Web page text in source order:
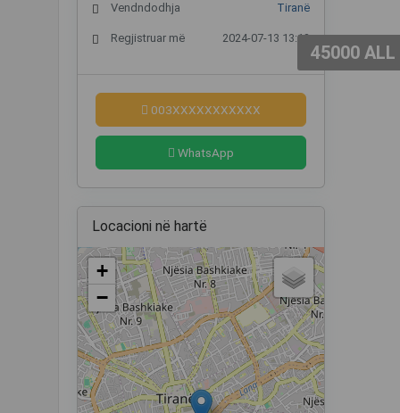
45000 ALL
Vendndodhja Tiranë
Regjistruar më 2024-07-13 13:13
003XXXXXXXXXXX
WhatsApp
Locacioni në hartë
+
−